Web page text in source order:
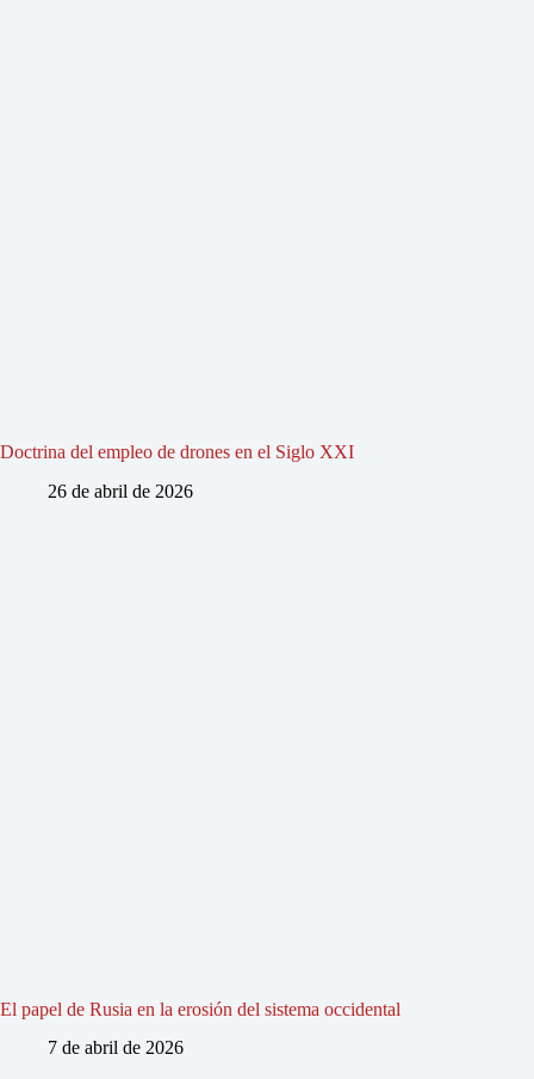
Doctrina del empleo de drones en el Siglo XXI
26 de abril de 2026
El papel de Rusia en la erosión del sistema occidental
7 de abril de 2026